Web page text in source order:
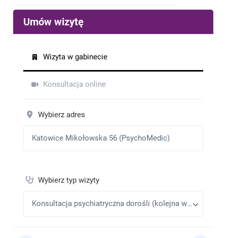
Bardzo życzliwe i profesjonalne podejście.
Pierwsza wizyta u Doktora Szymańskiego ale na
pewno nie ostatnia. Rzetelna konsultacja, rozmowa.
Kg•2026-02-23
Mieczysław Guzik•2026-02-18
Bb•2026-02-04
Jakub Podsiadły•2026-01-30
Bardzo miły i uprzejmy, super profesjonalne podejście